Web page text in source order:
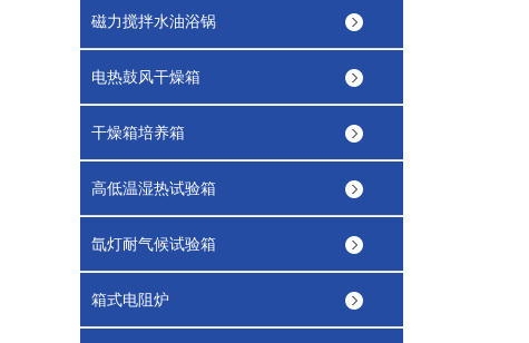
磁力搅拌水油浴锅
电热鼓风干燥箱
干燥箱培养箱
高低温湿热试验箱
氙灯耐气候试验箱
箱式电阻炉